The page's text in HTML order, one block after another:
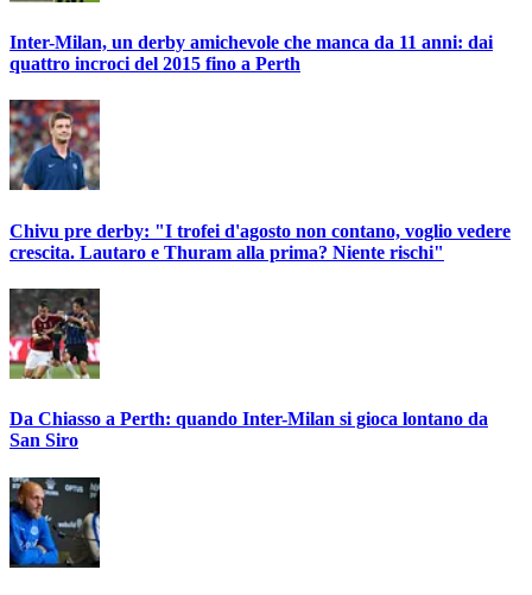
Inter-Milan, un derby amichevole che manca da 11 anni: dai
quattro incroci del 2015 fino a Perth
Chivu pre derby: "I trofei d'agosto non contano, voglio vedere
crescita. Lautaro e Thuram alla prima? Niente rischi"
Da Chiasso a Perth: quando Inter-Milan si gioca lontano da
San Siro